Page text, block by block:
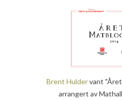
Brent Huldervant
arrangert av